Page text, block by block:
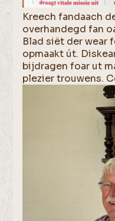
Kreech fandaach
overhandegd fan
Blad siët der wear
opmaakt út.
bijdragen foar ut
plezier trouwens.